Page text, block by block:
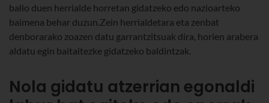
balio duen herrialde horretan gidatzeko edo nazioarteko
baimena behar duzun.Zein herrialdetara eta zenbat
denborarako zoazen datu garrantzitsuak dira, horien arabera
aldatu egin baitaitezke gidatzeko baldintzak.
Nola gidatu atzerrian egonaldi